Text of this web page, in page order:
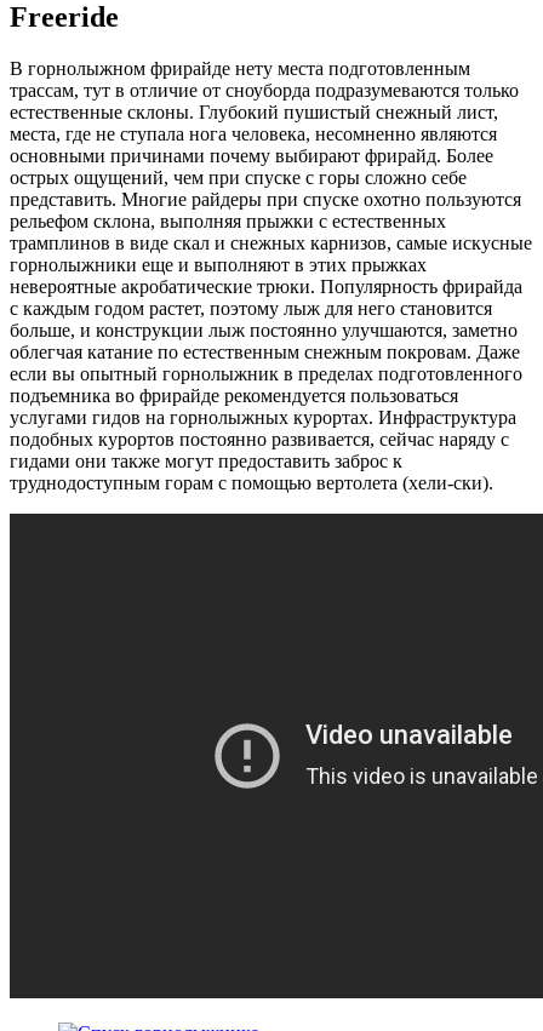
Freeride
В горнолыжном фрирайде нету места подготовленным
трассам, тут в отличие от сноуборда подразумеваются только
естественные склоны. Глубокий пушистый снежный лист,
места, где не ступала нога человека, несомненно являются
основными причинами почему выбирают фрирайд. Более
острых ощущений, чем при спуске с горы сложно себе
представить. Многие райдеры при спуске охотно пользуются
рельефом склона, выполняя прыжки с естественных
трамплинов в виде скал и снежных карнизов, самые искусные
горнолыжники еще и выполняют в этих прыжках
невероятные акробатические трюки. Популярность фрирайда
с каждым годом растет, поэтому лыж для него становится
больше, и конструкции лыж постоянно улучшаются, заметно
облегчая катание по естественным снежным покровам. Даже
если вы опытный горнолыжник в пределах подготовленного
подъемника во фрирайде рекомендуется пользоваться
услугами гидов на горнолыжных курортах. Инфраструктура
подобных курортов постоянно развивается, сейчас наряду с
гидами они также могут предоставить заброс к
труднодоступным горам с помощью вертолета (хели-ски).